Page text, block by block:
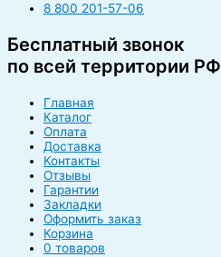
8 800 201-57-06
Бесплатный звонок
по всей территории РФ
Главная
Каталог
Оплата
Доставка
Контакты
Отзывы
Гарантии
Закладки
Оформить заказ
Корзина
0 товаров